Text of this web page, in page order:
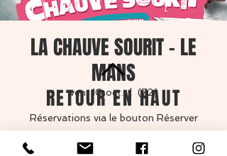
LA CHAUVE SOURIT - LE
MANS
ven. 10 oct.
  |
(72)
Réservations via le bouton Réserver
RETOUR EN HAUT
MENTIONS LÉGALES